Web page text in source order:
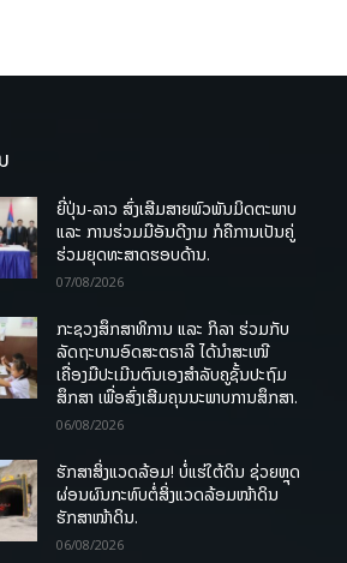
ຍີ່ປຸ່ນ-ລາວ ສົ່ງເສີມສາຍພົວພັນມິດຕະພາບ
ແລະ ການຮ່ວມມືອັນດີງາມ ກໍຄືການເປັນຄູ່
ຮ່ວມຍຸດທະສາດຮອບດ້ານ.
07/08/2026
ກະຊວງສຶກສາທິການ ແລະ ກິລາ ຮ່ວມກັບ
ລັດຖະບານອົດສະຕຣາລີ ໄດ້ນຳສະເໜີ
ເຄື່ອງມືປະເມີນຕົນເອງສຳລັບຄູຊັ້ນປະຖົມ
ສຶກສາ ເພື່ອສົ່ງເສີມຄຸນນະພາບການສຶກສາ.
06/08/2026
ຮັກສາສິ່ງແວດລ້ອມ! ບໍ່ແຮ່ໃຕ້ດິນ ຊ່ວຍຫຼຸດ
ຜ່ອນຜົນກະທົບຕໍ່ສິ່ງແວດລ້ອມໜ້າດິນ
ຮັກສາໜ້າດິນ.
06/08/2026